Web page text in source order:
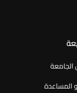
المساعدة